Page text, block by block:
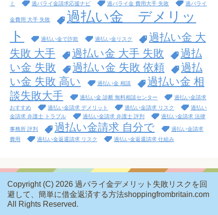
ミ
過バライ金請求応援ナビ 過バライ金 費用大手 失敗 過バライ
金費用 大手 失敗
過払い金 デメリッ
ト
過払い金で詐欺 過払い金リスク
過払い金 大
失敗 大手
過払い金 大手 失敗
過払
い金 失敗
過払い金 失敗 依頼
過払
い金 失敗 高い
過払い金 相談
過払い金 相
談失敗大手
過払い金 診断 無料相談センター
過払い金請求
おすすめ
過払い金請求 デメリット 過払い金請求 リスク
過払い
金請求 弁護士 トラブル
過払い金請求 弁護士 評判 過払い金請求 法律
事務所 評判 過払い金請求 自分で
過払い金請求
費用
過払い金返還請求 リスク 過払い金返還請求 仕組み
Copyright (C) 2026 過バライ金デメリット失敗リスクを回
避して、簡単に借金返済する方法shoppingfrombritain.com
All Rights Reserved.